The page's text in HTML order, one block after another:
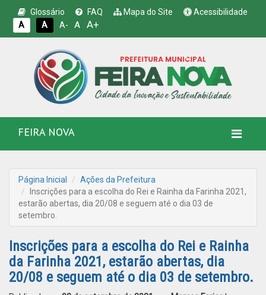
Glossário FAQ Mapa do Site
Acessibilidade
A
A A- A A+
FEIRA NOVA
Página Inicial
Ações da Prefeitura
Inscrições para a escolha do Rei e Rainha da Farinha 2021,
estarão abertas, dia 20/08 e seguem até o dia 03 de
setembro.
Inscrições para a escolha do Rei e Rainha
da Farinha 2021, estarão abertas, dia
20/08 e seguem até o dia 03 de setembro.